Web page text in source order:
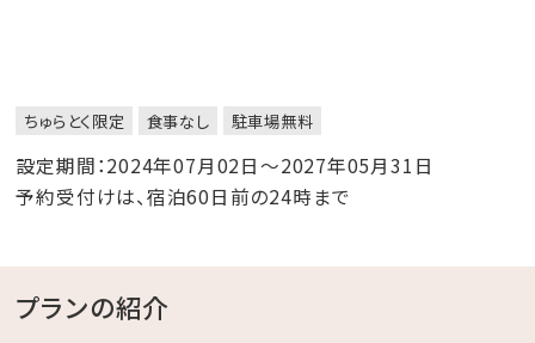
ちゅらとく限定 食事なし 駐車場無料
設定期間：2024年07月02日～2027年05月31日
予約受付けは、宿泊60日前の24時まで
プランの紹介